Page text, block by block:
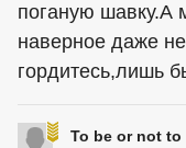
поганую шавку.А
наверное даже
гордитесь,лишь
To be or not to